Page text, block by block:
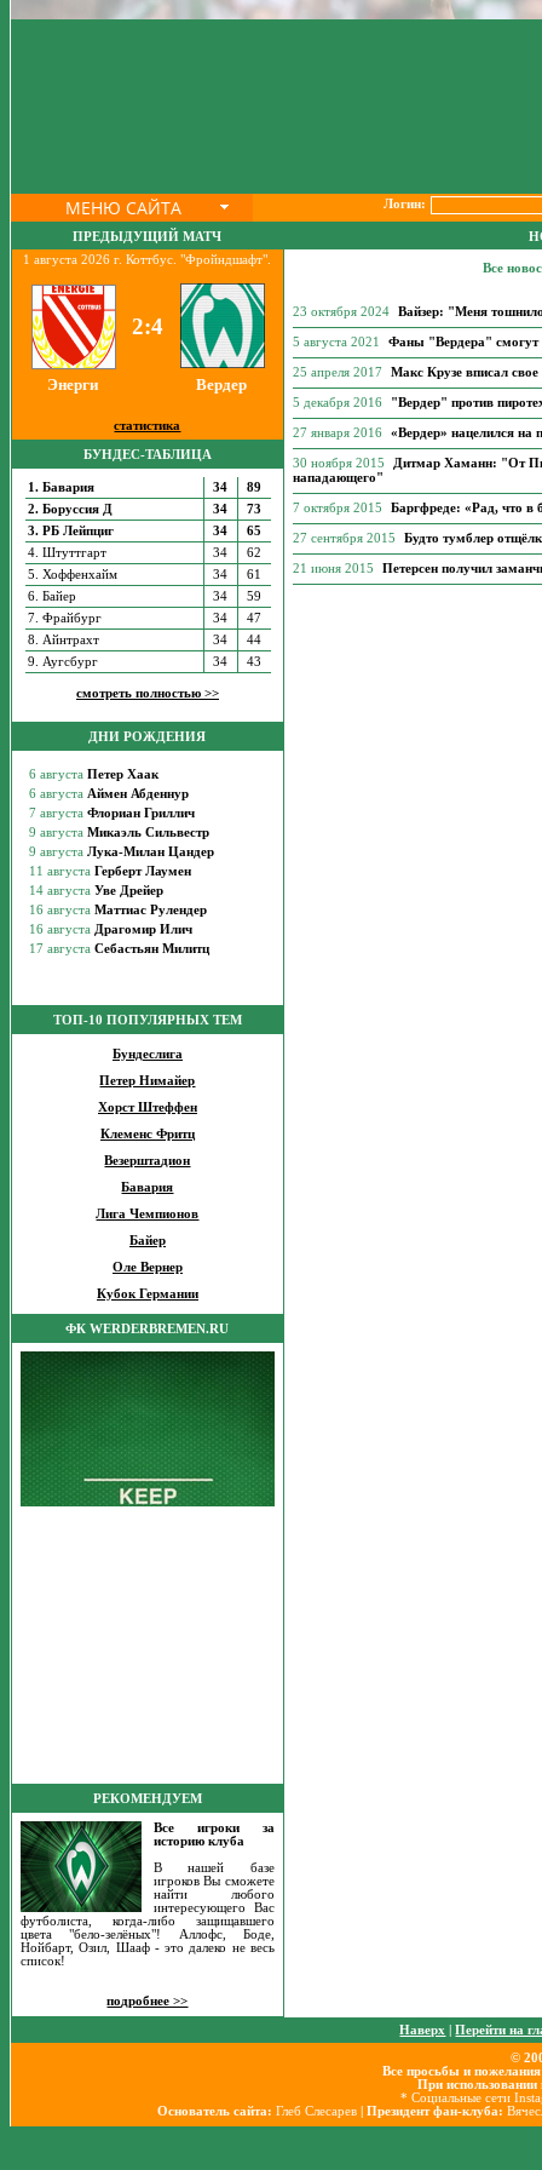
МЕНЮ САЙТА Логин:
ПРЕДЫДУЩИЙ МАТЧ
1 августа 2026 г. Коттбус. "Фройндшафт".
2:4
Энерги Вердер
статистика
БУНДЕС-ТАБЛИЦА
1. Бавария 34
89
2. Боруссия Д
34
73
3. РБ Лейпциг
34
65
4. Штуттгарт
34
62
5. Хоффенхайм
34
61
6. Байер
34
59
7. Фрайбург
34
47
8. Айнтрахт
34
44
9. Аугсбург
34 43
смотреть полностью >>
ДНИ РОЖДЕНИЯ
ТОП-10 ПОПУЛЯРНЫХ ТЕМ
Бундеслига
Петер Нимайер
Хорст Штеффен
Клеменс Фритц
Везерштадион
Бавария
Лига Чемпионов
Байер
Оле Вернер
Кубок Германии
ФК WERDERBREMEN.RU
РЕКОМЕНДУЕМ
Все игроки за
историю клуба
В нашей базе
игроков Вы сможете
найти любого
интересующего Вас
футболиста, когда-либо защищавшего
цвета "бело-зелёных"! Аллофс, Боде,
Нойбарт, Озил, Шааф - это далеко не весь
список!
подробнее >>
Все
23 октября 2024 Вайзер: "Меня тошнило
5 августа 2021 Фаны "Вердера" смогут
25 апреля 2017 Макс Крузе вписал
5 декабря 2016 "Вердер" против
27 января 2016 «Вердер» нацелился на
30 ноября 2015
Дитмар Хаманн: "От
нападающего"
7 октября 2015 Баргфреде: «Рад, что в
27 сентября 2015 Будто тумблер
21 июня 2015 Петерсен получил
Наверх |Перейти на
©
Все просьбы и
При использовании
* Социальные сети
Основатель сайта: Глеб Слесарев | Президент фан-клуба: